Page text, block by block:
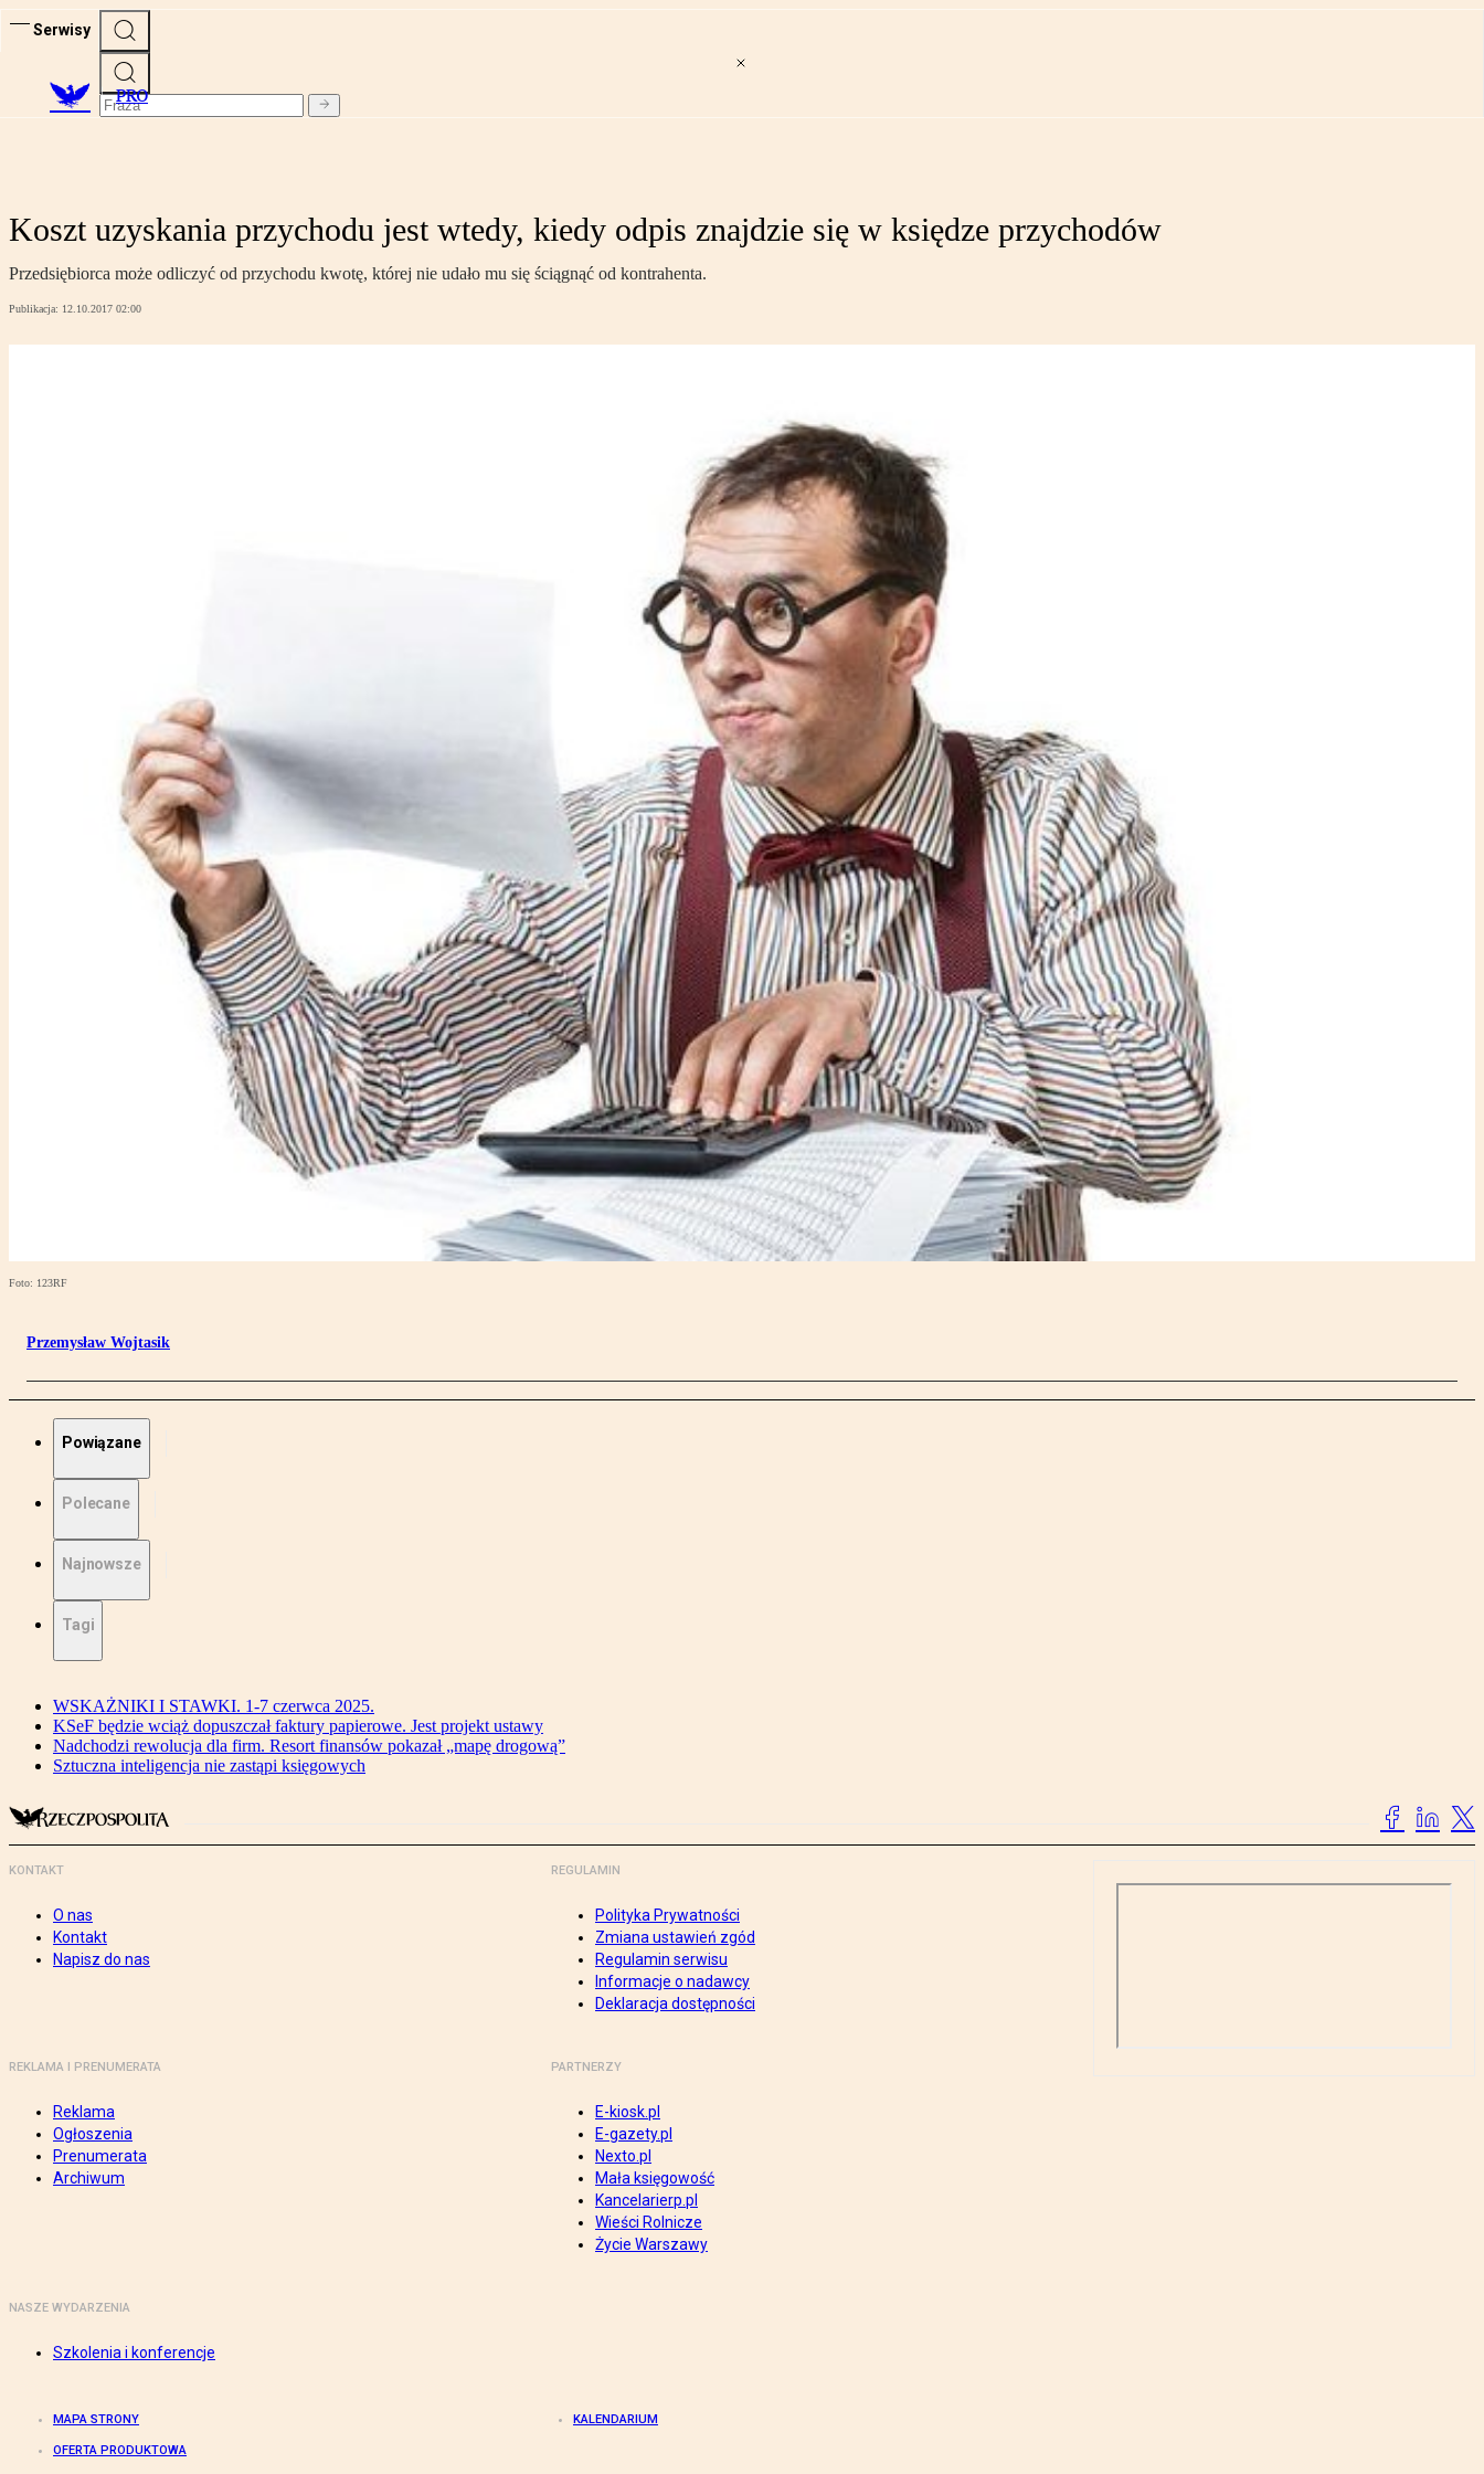
Serwisy
PRO
Koszt uzyskania przychodu jest wtedy, kiedy odpis znajdzie się w księdze przychodów
Przedsiębiorca może odliczyć od przychodu kwotę, której nie udało mu się ściągnąć od kontrahenta.
Publikacja: 12.10.2017 02:00
Foto: 123RF
Przemysław Wojtasik
Powiązane
Polecane
Najnowsze
Tagi
WSKAŻNIKI I STAWKI. 1-7 czerwca 2025.
KSeF będzie wciąż dopuszczał faktury papierowe. Jest projekt ustawy
Nadchodzi rewolucja dla firm. Resort finansów pokazał „mapę drogową”
Sztuczna inteligencja nie zastąpi księgowych
KONTAKT
O nas
Kontakt
Napisz do nas
REGULAMIN
Polityka Prywatności
Zmiana ustawień zgód
Regulamin serwisu
Informacje o nadawcy
Deklaracja dostępności
REKLAMA I PRENUMERATA
Reklama
Ogłoszenia
Prenumerata
Archiwum
PARTNERZY
E-kiosk.pl
E-gazety.pl
Nexto.pl
Mała księgowość
Kancelarierp.pl
Wieści Rolnicze
Życie Warszawy
NASZE WYDARZENIA
Szkolenia i konferencje
MAPA STRONY KALENDARIUM
OFERTA PRODUKTOWA